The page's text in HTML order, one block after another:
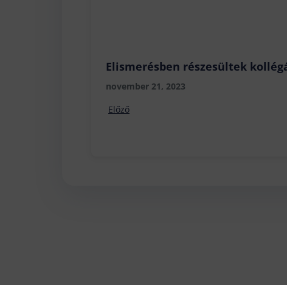
Elismerésben részesültek
november 21, 2023
Előző